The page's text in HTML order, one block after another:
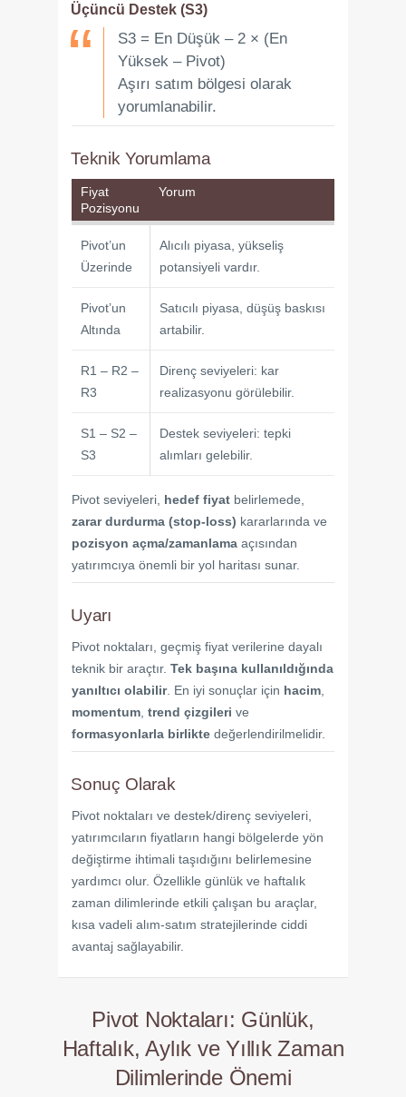
Üçüncü Destek (S3)
S3 = En Düşük – 2 × (En
Yüksek – Pivot)
Aşırı satım bölgesi olarak
yorumlanabilir.
Teknik Yorumlama
Fiyat
Pozisyonu
Yorum
Pivot’un
Üzerinde
Alıcılı piyasa, yükseliş
potansiyeli vardır.
Pivot’un
Altında
Satıcılı piyasa, düşüş baskısı
artabilir.
R1 – R2 –
R3
Direnç seviyeleri: kar
realizasyonu görülebilir.
S1 – S2 –
S3
Destek seviyeleri: tepki
alımları gelebilir.
Pivot seviyeleri, hedef fiyat belirlemede,
zarar durdurma (stop-loss) kararlarında ve
pozisyon açma/zamanlama açısından
yatırımcıya önemli bir yol haritası sunar.
Uyarı
Pivot noktaları, geçmiş fiyat verilerine dayalı
teknik bir araçtır. Tek başına kullanıldığında
yanıltıcı olabilir. En iyi sonuçlar için hacim
momentum trend çizgileri ve
formasyonlarla birlikte değerlendirilmelidir.
Sonuç Olarak
Pivot noktaları ve destek/direnç seviyeleri,
yatırımcıların fiyatların hangi bölgelerde yön
değiştirme ihtimali taşıdığını belirlemesine
yardımcı olur. Özellikle günlük ve haftalık
zaman dilimlerinde etkili çalışan bu araçlar,
kısa vadeli alım-satım stratejilerinde ciddi
avantaj sağlayabilir.
Pivot Noktaları: Günlük,
Haftalık, Aylık ve Yıllık Zaman
Dilimlerinde Önemi